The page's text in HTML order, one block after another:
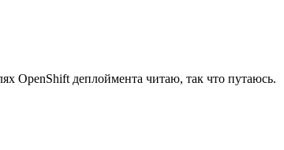
OpenShift деплоймента читаю, так что путаюсь.